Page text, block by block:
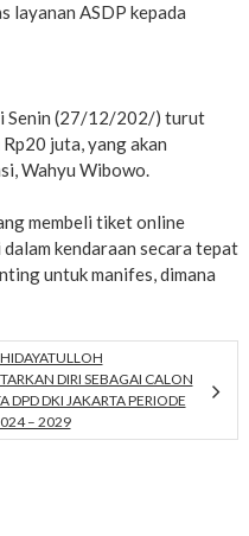
layanan ASDP kepada
Senin (27/12/202/) turut
juta, yang akan
Wahyu Wibowo.
membeli tiket online
kendaraan secara tepat
untuk manifes, dimana
DIRI SEBAGAI CALON
DPD DKI JAKARTA PERIODE
– 2029